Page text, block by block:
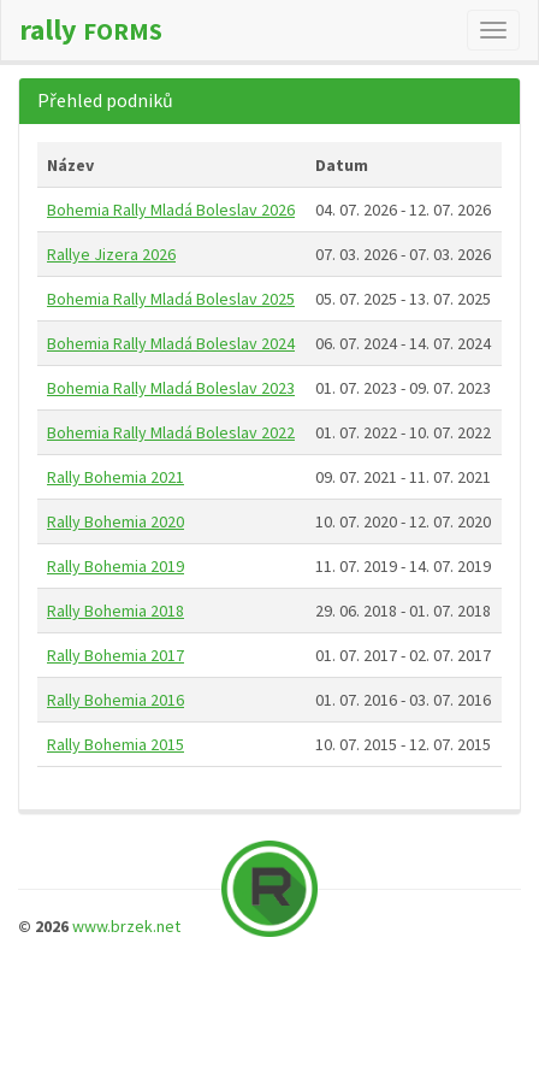
Změna
rally FORMS
Přehled podniků
Název Datum
Bohemia Rally Mladá Boleslav 2026 04. 07. 2026 - 12. 07. 2026
Rallye Jizera 2026 07. 03. 2026 - 07. 03. 2026
Bohemia Rally Mladá Boleslav 2025 05. 07. 2025 - 13. 07. 2025
Bohemia Rally Mladá Boleslav 2024 06. 07. 2024 - 14. 07. 2024
Bohemia Rally Mladá Boleslav 2023 01. 07. 2023 - 09. 07. 2023
Bohemia Rally Mladá Boleslav 2022 01. 07. 2022 - 10. 07. 2022
Rally Bohemia 2021 09. 07. 2021 - 11. 07. 2021
Rally Bohemia 2020 10. 07. 2020 - 12. 07. 2020
Rally Bohemia 2019 11. 07. 2019 - 14. 07. 2019
Rally Bohemia 2018 29. 06. 2018 - 01. 07. 2018
Rally Bohemia 2017 01. 07. 2017 - 02. 07. 2017
Rally Bohemia 2016 01. 07. 2016 - 03. 07. 2016
Rally Bohemia 2015 10. 07. 2015 - 12. 07. 2015
© 2026www.brzek.net